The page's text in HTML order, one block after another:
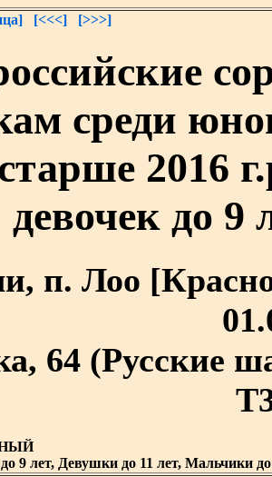
[<<<] [>>>]
среди
2016
девочек до 9
п. Лоо
64 (Русские
9 лет, Девушки до 11 лет, Мальчики